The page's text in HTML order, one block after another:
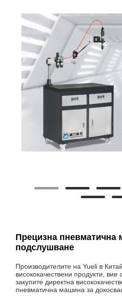
Прецизна пневматична
подслушване
Производителите на Yueli в
висококачествени продукти,
закупите директна
пневматична машина за